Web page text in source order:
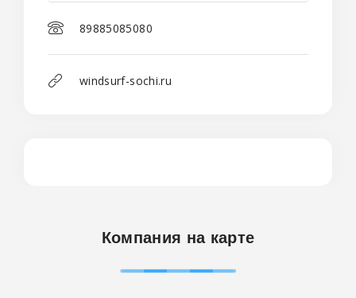
89885085080
windsurf-sochi.ru
Компания на карте